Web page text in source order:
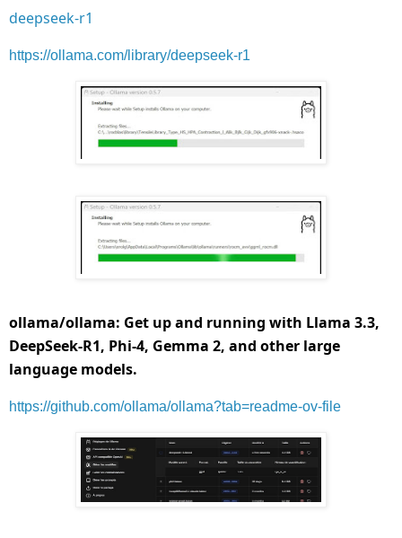
deepseek-r1
https://ollama.com/library/deepseek-r1
ollama/ollama: Get up and running with Llama 3.3,
DeepSeek-R1, Phi-4, Gemma 2, and other large
language models.
https://github.com/ollama/ollama?tab=readme-ov-file